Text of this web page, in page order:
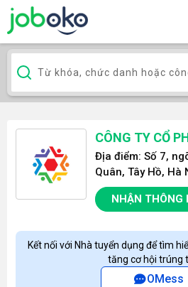
CÔNG TY CỔ
Địa điểm: Số 7,
Quân, Tây Hồ, Hà
NHẬN THÔNG
Kết nối với Nhà tuyển dụng để tìm
tăng cơ hội trúng
OMess